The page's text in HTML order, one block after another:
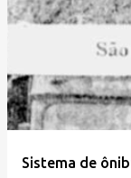
Sistema de